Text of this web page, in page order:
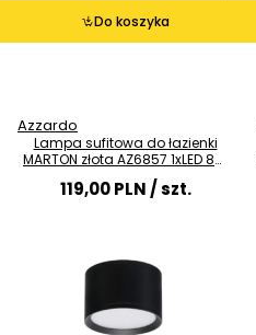
Do koszyka
Azzardo
Lampa sufitowa do łazienki
MARTON złota AZ6857 1xLED 8W
4000K IP44 spot
119,00 PLN/ szt.